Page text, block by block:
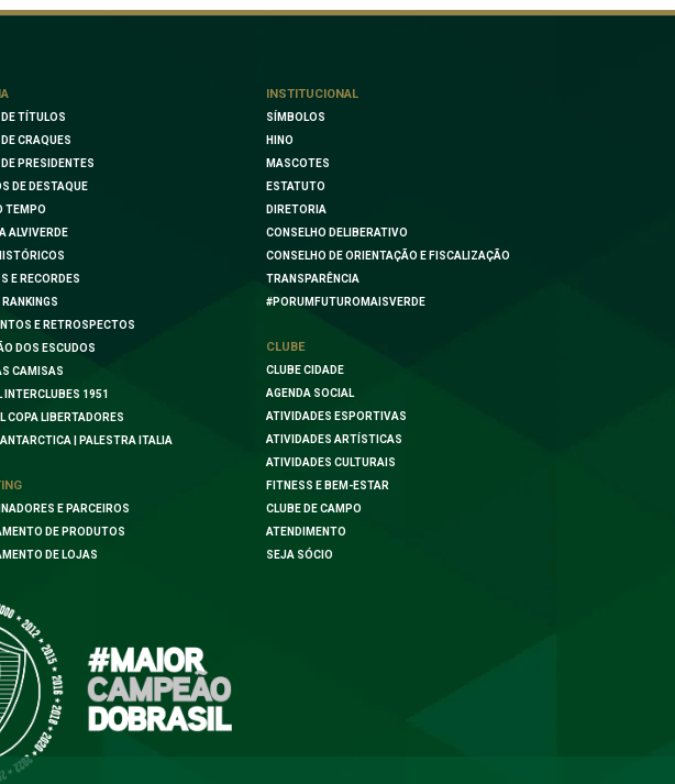
TÍTULOS
CRAQUES
PRESIDENTES
DE DESTAQUE
TEMPO
ALVIVERDE
E RECORDES
RANKINGS
E RETROSPECTOS
DOS ESCUDOS
CAMISAS
INTERCLUBES 1951
COPA LIBERTADORES
ANTARCTICA | PALESTRA ITALIA
E PARCEIROS
DE PRODUTOS
DE LOJAS
INSTITUCIONAL
SÍMBOLOS
HINO
MASCOTES
ESTATUTO
DIRETORIA
CONSELHO DELIBERATIVO
CONSELHO DE ORIENTAÇÃO E FISCALIZAÇÃO
TRANSPARÊNCIA
#PORUMFUTUROMAISVERDE
CLUBE
CLUBE CIDADE
AGENDA SOCIAL
ATIVIDADES ESPORTIVAS
ATIVIDADES ARTÍSTICAS
ATIVIDADES CULTURAIS
FITNESS E BEM-ESTAR
CLUBE DE CAMPO
ATENDIMENTO
SEJA SÓCIO